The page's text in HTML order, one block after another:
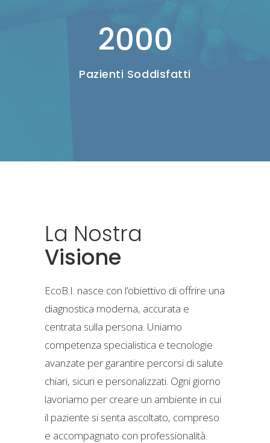
2000
Pazienti Soddisfatti
La Nostra
Visione
EcoB.I. nasce con l’obiettivo di offrire una
diagnostica moderna, accurata e
centrata sulla persona. Uniamo
competenza specialistica e tecnologie
avanzate per garantire percorsi di salute
chiari, sicuri e personalizzati. Ogni giorno
lavoriamo per creare un ambiente in cui
il paziente si senta ascoltato, compreso
e accompagnato con professionalità.